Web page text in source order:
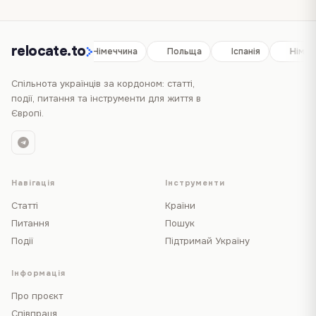
relocate.to
Іспанія Німеччина Польща Іспанія
Спільнота українців за кордоном: статті,
події, питання та інструменти для життя в
Європі.
Навігація
Статті
Питання
Події
Інструменти
Країни
Пошук
Підтримай Україну
Інформація
Про проєкт
Співпраця